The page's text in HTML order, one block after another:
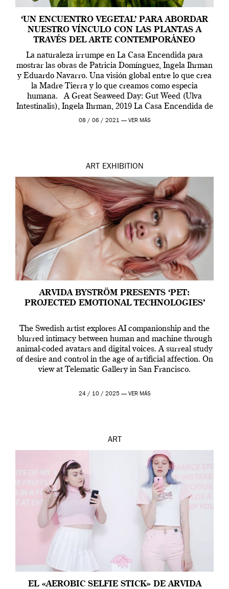
‘UN ENCUENTRO VEGETAL’ PARA ABORDAR
NUESTRO VÍNCULO CON LAS PLANTAS A
TRAVÉS DEL ARTE CONTEMPORÁNEO
La naturaleza irrumpe en La Casa Encendida para
mostrar las obras de Patricia Domínguez, Ingela Ihrman
y Eduardo Navarro. Una visión global entre lo que crea
la Madre Tierra y lo que creamos como especia
humana. A Great Seaweed Day: Gut Weed (Ulva
Intestinalis), Ingela Ihrman, 2019 La Casa Encendida de
Madrid y la Wellcome […]
08 / 06 / 2021 — VER MÁS
ART EXHIBITION
ARVIDA BYSTRÖM PRESENTS ‘PET:
PROJECTED EMOTIONAL TECHNOLOGIES’
The Swedish artist explores AI companionship and the
blurred intimacy between human and machine through
animal-coded avatars and digital voices. A surreal study
of desire and control in the age of artificial affection. On
view at Telematic Gallery in San Francisco.
24 / 10 / 2025 — VER MÁS
ART
EL «AEROBIC SELFIE STICK» DE ARVIDA